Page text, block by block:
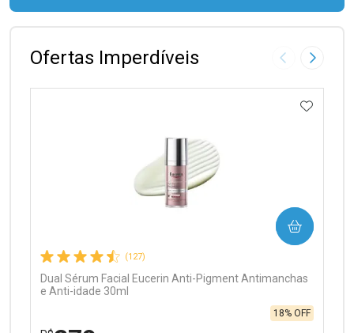
FECHAR
FECHAR
Ofertas Imperdíveis Imagem
(127)
Dual Sérum Facial Eucerin Anti-Pigment Antimanchas
e Anti-idade 30ml
18% OFF
COMPRAR